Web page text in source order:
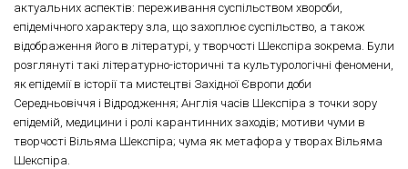
актуальних аспектів: переживання суспільством хвороби,
епідемічного характеру зла, що захоплює суспільство, а також
відображення його в літературі, у творчості Шекспіра зокрема. Були
розглянуті такі літературно-історичні та культурологічні феномени,
як епідемії в історії та мистецтві Західної Європи доби
Середньовіччя і Відродження; Англія часів Шекспіра з точки зору
епідемій, медицини і ролі карантинних заходів; мотиви чуми в
творчості Вільяма Шекспіра; чума як метафора у творах Вільяма
Шекспіра.